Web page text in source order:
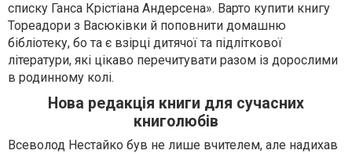
списку Ганса Крістіана Андерсена». Варто купити книгу
Тореадори з Васюківки й поповнити домашню
бібліотеку, бо та є взірці дитячої та підліткової
літератури, які цікаво перечитувати разом із дорослими
в родинному колі.
Нова редакція книги для сучасних
книголюбів
Всеволод Нестайко був не лише вчителем, але надихав